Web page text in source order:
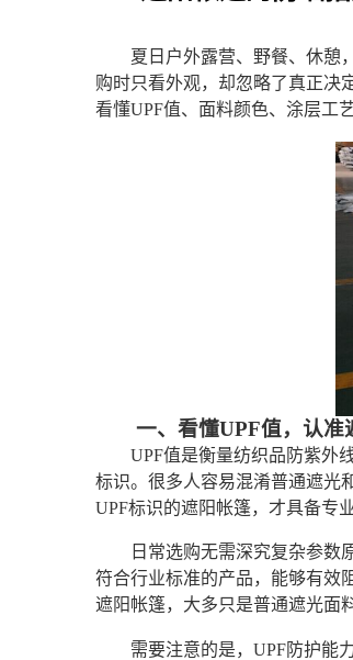
夏日户外露营、野餐、休憩
购时只看外观，却忽略了真正决
看懂UPF值、面料颜色、涂层工
一、看懂UPF值，认
UPF值是衡量纺织品防紫外
标识。很多人容易混淆普通遮光
UPF标识的遮阳帐篷，才具备专
日常选购无需深究复杂参数
符合行业标准的产品，能够有效
遮阳帐篷，大多只是普通遮光面
需要注意的是，UPF防护能